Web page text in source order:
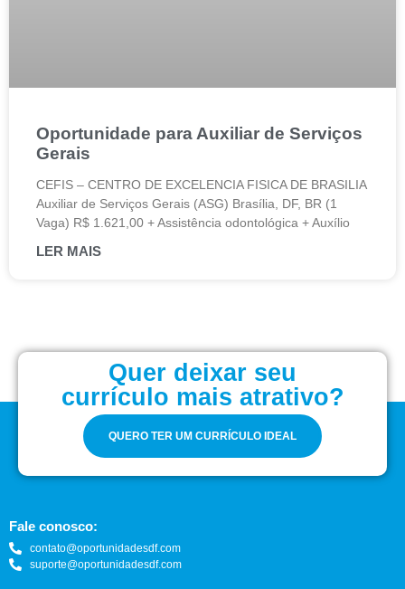
Oportunidade para Auxiliar de Serviços
Gerais
CEFIS – CENTRO DE EXCELENCIA FISICA DE BRASILIA
Auxiliar de Serviços Gerais (ASG) Brasília, DF, BR (1
Vaga) R$ 1.621,00 + Assistência odontológica + Auxílio
LER MAIS
Quer deixar seu
currículo mais atrativo?
QUERO TER UM CURRÍCULO IDEAL
Fale conosco:
contato@oportunidadesdf.com
suporte@oportunidadesdf.com